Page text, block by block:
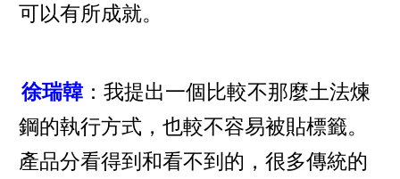
可以有所成就。
徐瑞韓 ：我提出一個比較不那麼土法煉
鋼的執行方式，也較不容易被貼標籤。
產品分看得到和看不到的，很多傳統的